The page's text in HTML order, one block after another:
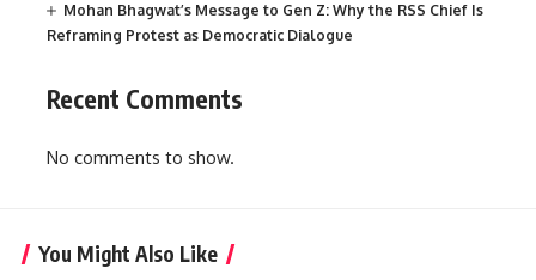
Mohan Bhagwat’s Message to Gen Z: Why the RSS Chief Is
Reframing Protest as Democratic Dialogue
Recent Comments
No comments to show.
You Might Also Like